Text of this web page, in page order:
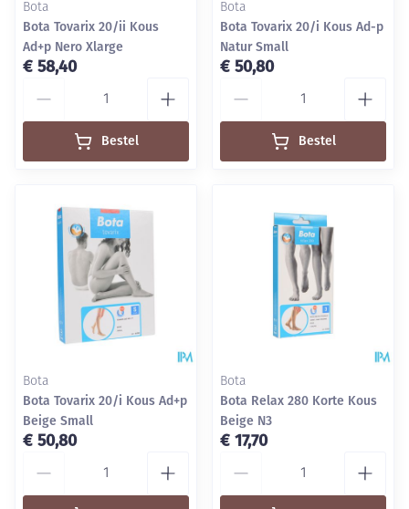
Bota
Bota Tovarix 20/ii Kous
Ad+p Nero Xlarge
€ 58,40
Bestel
Bota
Bota Tovarix 20/i Kous Ad-p
Natur Small
€ 50,80
Bestel
Bota
Bota Tovarix 20/i Kous Ad+p
Beige Small
€ 50,80
Bota
Bota Relax 280 Korte Kous
Beige N3
€ 17,70